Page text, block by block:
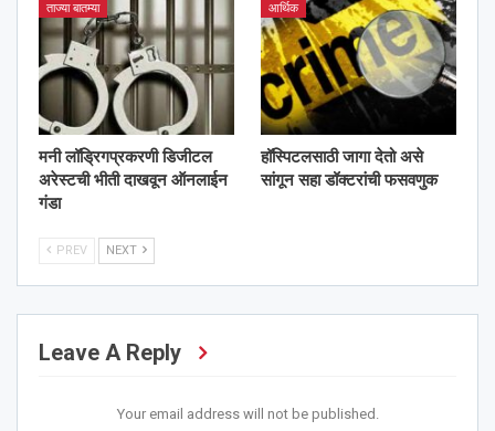
ताज्या बातम्या
मनी लॉड्रिगप्रकरणी डिजीटल
अरेस्टची भीती दाखवून ऑनलाईन
गंडा
आर्थिक
हॉस्पिटलसाठी जागा देतो असे
सांगून सहा डॉक्टरांची फसवणुक
PREV NEXT
Leave A Reply
Your email address will not be published.